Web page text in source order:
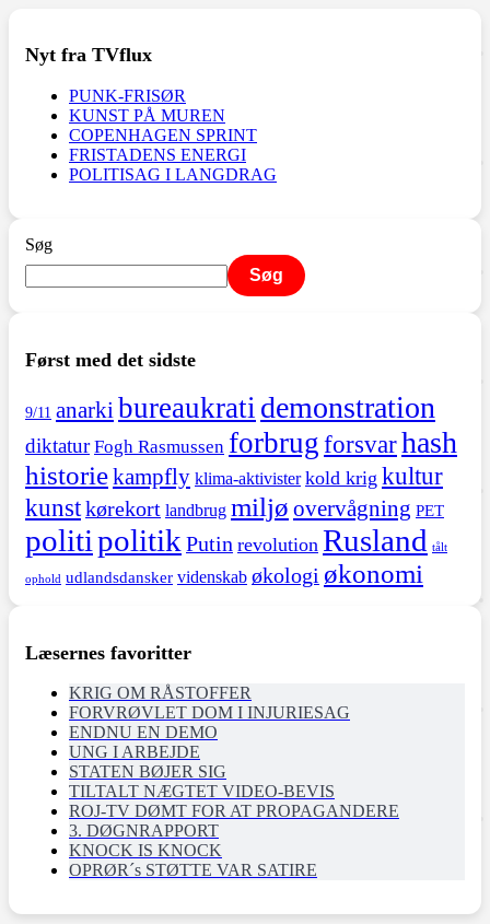
Nyt fra TVflux
PUNK-FRISØR
KUNST PÅ MUREN
COPENHAGEN SPRINT
FRISTADENS ENERGI
POLITISAG I LANGDRAG
Søg
Søg
Først med det sidste
9/11 anarki bureaukrati demonstration
diktatur Fogh Rasmussen forbrugforsvarhash
historiekampfly klima-aktivister kold krig kultur
kunstkørekort landbrug miljø overvågning PET
politipolitik Putin revolution Rusland tålt
ophold udlandsdansker videnskab økologi økonomi
Læsernes favoritter
KRIG OM RÅSTOFFER
FORVRØVLET DOM I INJURIESAG
ENDNU EN DEMO
UNG I ARBEJDE
STATEN BØJER SIG
TILTALT NÆGTET VIDEO-BEVIS
ROJ-TV DØMT FOR AT PROPAGANDERE
3. DØGNRAPPORT
KNOCK IS KNOCK
OPRØR´s STØTTE VAR SATIRE